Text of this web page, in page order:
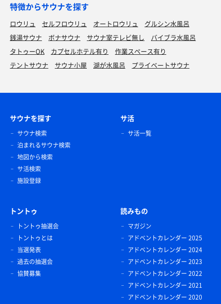
特徴からサウナを探す
ロウリュ セルフロウリュ オートロウリュ
グルシン水風呂
銭湯サウナ
ボナサウナ サウナ室テレビ無し
バイブラ水風呂
タトゥーOK
カプセルホテル有り
作業スペース有り
テントサウナ
サウナ小屋 湖が水風呂 プライベートサウナ
サウナを探す
サウナ検索
泊まれるサウナ検索
地図から検索
サ活検索
施設登録
サ活
サ活一覧
トントゥ
トントゥ抽選会
トントゥとは
当選発表
過去の抽選会
協賛募集
読みもの
マガジン
アドベントカレンダー 2025
アドベントカレンダー 2024
アドベントカレンダー 2023
アドベントカレンダー 2022
アドベントカレンダー 2021
アドベントカレンダー 2020